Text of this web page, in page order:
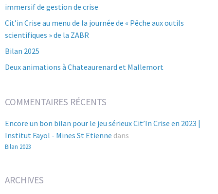
immersif de gestion de crise
Cit’in Crise au menu de la journée de « Pêche aux outils
scientifiques » de la ZABR
Bilan 2025
Deux animations à Chateaurenard et Mallemort
COMMENTAIRES RÉCENTS
Encore un bon bilan pour le jeu sérieux Cit’In Crise en 2023 |
Institut Fayol - Mines St Etienne dans
Bilan 2023
ARCHIVES